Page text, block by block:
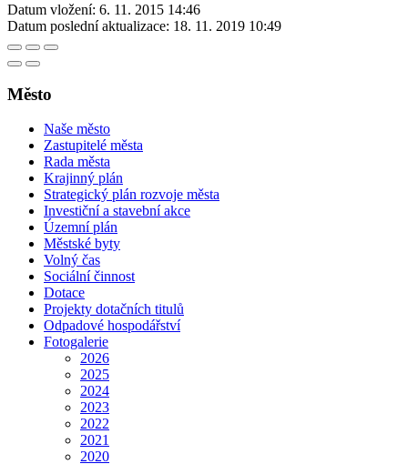
Datum vložení: 6. 11. 2015 14:46
Datum poslední aktualizace: 18. 11. 2019 10:49
Město
Naše město
Zastupitelé města
Rada města
Krajinný plán
Strategický plán rozvoje města
Investiční a stavební akce
Územní plán
Městské byty
Volný čas
Sociální činnost
Dotace
Projekty dotačních titulů
Odpadové hospodářství
Fotogalerie
2026
2025
2024
2023
2022
2021
2020